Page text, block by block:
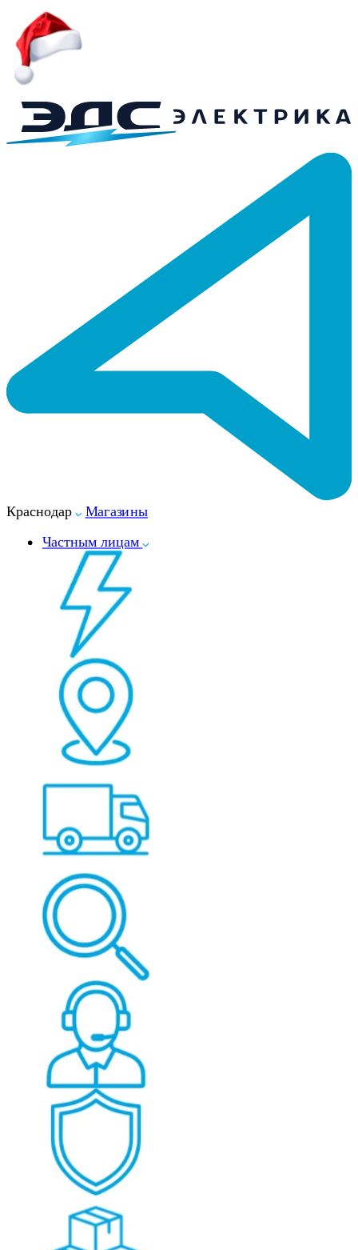
Краснодар
Магазины
Частным лицам